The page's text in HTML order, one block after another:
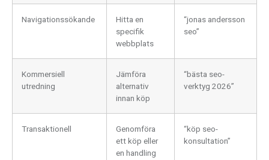
Navigationssökande
Hitta en
specifik
webbplats
“jonas andersson
seo”
Kommersiell
utredning
Jämföra
alternativ
innan köp
“bästa seo-
verktyg 2026”
Transaktionell
Genomföra
ett köp eller
en handling
“köp seo-
konsultation”